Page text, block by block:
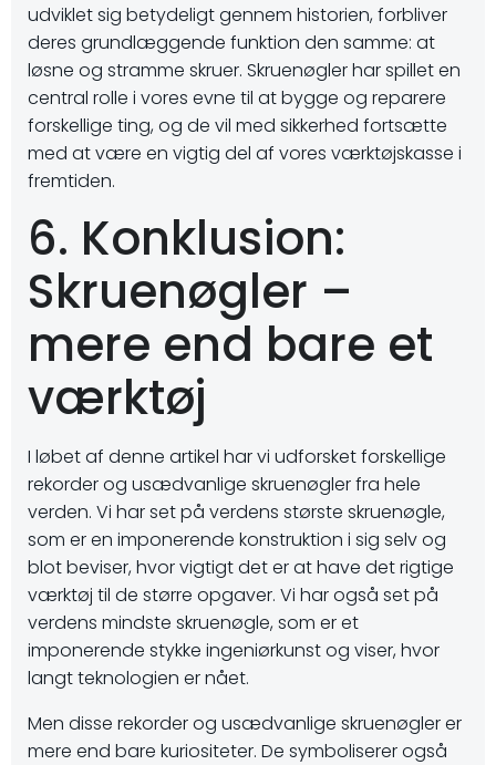
udviklet sig betydeligt gennem historien, forbliver
deres grundlæggende funktion den samme: at
løsne og stramme skruer. Skruenøgler har spillet en
central rolle i vores evne til at bygge og reparere
forskellige ting, og de vil med sikkerhed fortsætte
med at være en vigtig del af vores værktøjskasse i
fremtiden.
6. Konklusion:
Skruenøgler –
mere end bare et
værktøj
I løbet af denne artikel har vi udforsket forskellige
rekorder og usædvanlige skruenøgler fra hele
verden. Vi har set på verdens største skruenøgle,
som er en imponerende konstruktion i sig selv og
blot beviser, hvor vigtigt det er at have det rigtige
værktøj til de større opgaver. Vi har også set på
verdens mindste skruenøgle, som er et
imponerende stykke ingeniørkunst og viser, hvor
langt teknologien er nået.
Men disse rekorder og usædvanlige skruenøgler er
mere end bare kuriositeter. De symboliserer også